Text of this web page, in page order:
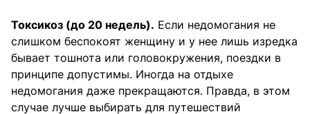
Токсикоз (до 20 недель). Если недомогания не
слишком беспокоят женщину и у нее лишь изредка
бывает тошнота или головокружения, поездки в
принципе допустимы. Иногда на отдыхе
недомогания даже прекращаются. Правда, в этом
случае лучше выбирать для путешествий